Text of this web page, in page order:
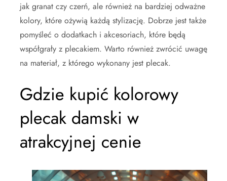
jak granat czy czerń, ale również na bardziej odważne
kolory, które ożywią każdą stylizację. Dobrze jest także
pomyśleć o dodatkach i akcesoriach, które będą
współgrały z plecakiem. Warto również zwrócić uwagę
na materiał, z którego wykonany jest plecak.
Gdzie kupić kolorowy
plecak damski w
atrakcyjnej cenie